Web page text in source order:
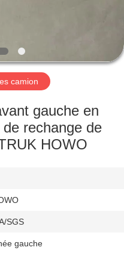
camion
gauche en
rechange de
HOWO
SGS
gauche